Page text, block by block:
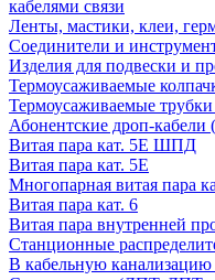
кабелями связи
Ленты, мастики, клеи,
Соединители и
Изделия для подвески и
Термоусаживаемые
Термоусаживаемые
Абонентские дроп-
Витая пара кат. 5Е ШПД
Витая пара кат. 5Е
Многопарная витая пара
Витая пара кат. 6
Витая пара внутренней
Станционные
В кабельную